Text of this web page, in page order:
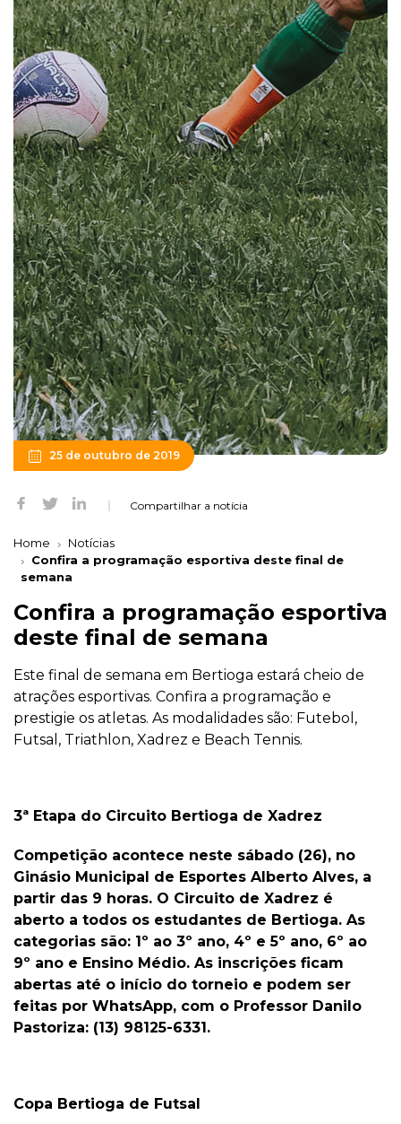
25 de outubro de 2019
Compartilhar a notícia
Home
Notícias
Confira a programação esportiva deste final de
semana
Confira a programação esportiva
deste final de semana
Este final de semana em Bertioga estará cheio de
atrações esportivas. Confira a programação e
prestigie os atletas. As modalidades são: Futebol,
Futsal, Triathlon, Xadrez e Beach Tennis.
3ª Etapa do Circuito Bertioga de Xadrez
Competição acontece neste sábado (26), no
Ginásio Municipal de Esportes Alberto Alves, a
partir das 9 horas. O Circuito de Xadrez é
aberto a todos os estudantes de Bertioga. As
categorias são: 1º ao 3º ano, 4º e 5º ano, 6º ao
9º ano e Ensino Médio. As inscrições ficam
abertas até o início do torneio e podem ser
feitas por WhatsApp, com o Professor Danilo
Pastoriza: (13) 98125-6331.
Copa Bertioga de Futsal